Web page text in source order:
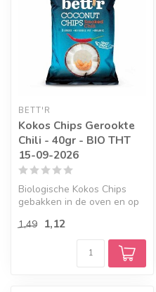
BETT'R
Kokos Chips Gerookte
Chili - 40gr - BIO THT
15-09-2026
Biologische Kokos Chips
gebakken in de oven en op
geroosterde...
1,49 1,12